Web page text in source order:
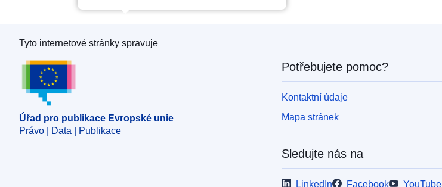
Úřad pro publikace Evropské unie
Tyto internetové stránky spravuje
Úřad pro publikace Evropské unie
Právo | Data | Publikace
Potřebujete pomoc?
Kontaktní údaje
Mapa stránek
Sledujte nás na
LinkedIn Facebook YouTube